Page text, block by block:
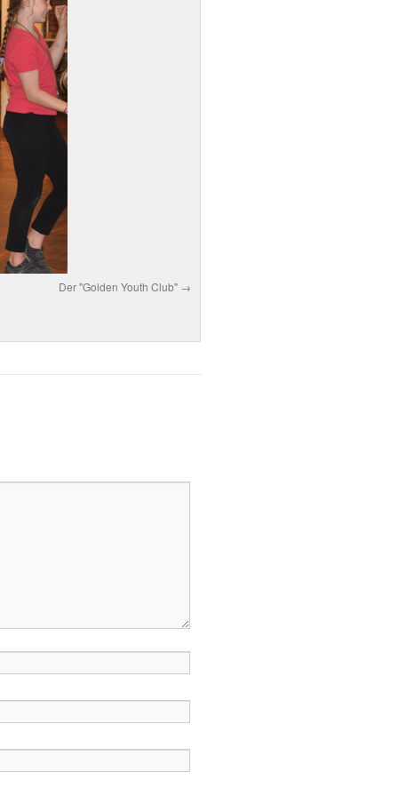
Der "Golden Youth Club"